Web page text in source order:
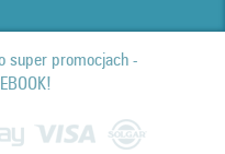
super promocjach -